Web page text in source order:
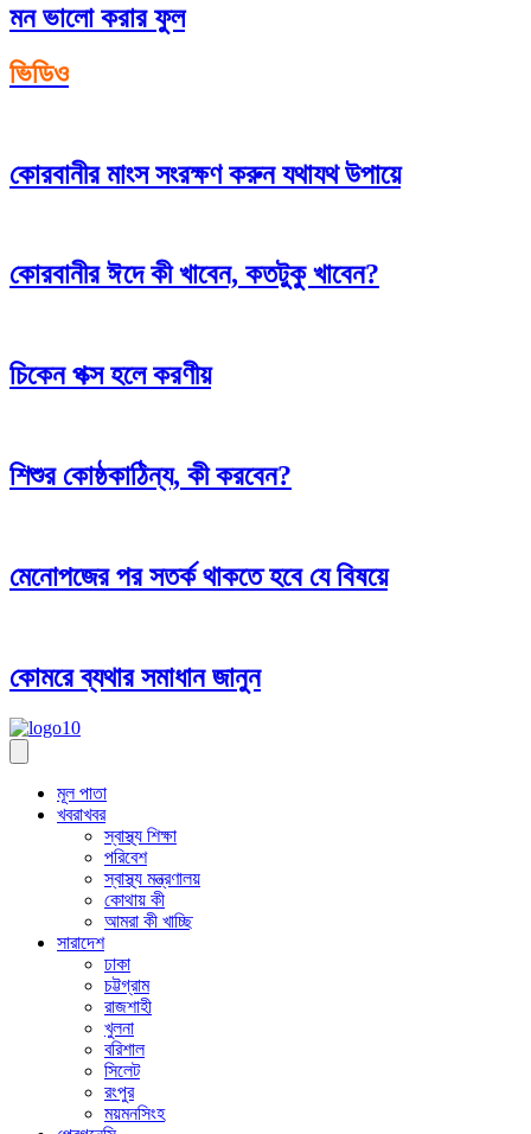
মন ভালো করার ফুল
ভিডিও
কোরবানীর মাংস সংরক্ষণ করুন যথাযথ উপায়ে
কোরবানীর ঈদে কী খাবেন, কতটুকু খাবেন?
চিকেন পক্স হলে করণীয়
শিশুর কোষ্ঠকাঠিন্য, কী করবেন?
মেনোপজের পর সতর্ক থাকতে হবে যে বিষয়ে
কোমরে ব্যথার সমাধান জানুন
মূল পাতা
খবরাখবর
স্বাস্থ্য শিক্ষা
পরিবেশ
স্বাস্থ্য মন্ত্রণালয়
কোথায় কী
আমরা কী খাচ্ছি
সারাদেশ
ঢাকা
চট্টগ্রাম
রাজশাহী
খুলনা
বরিশাল
সিলেট
রংপুর
ময়মনসিংহ